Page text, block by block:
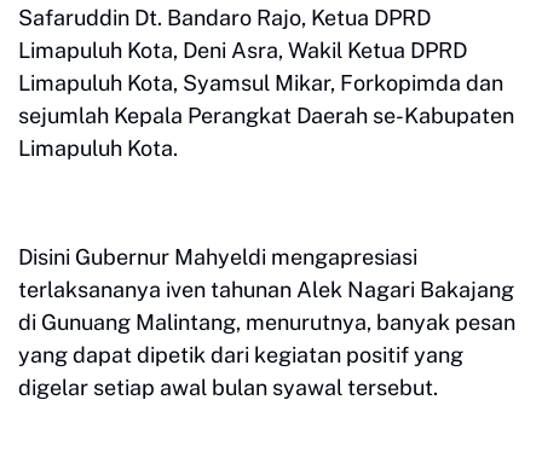
Safaruddin Dt. Bandaro Rajo, Ketua DPRD
Limapuluh Kota, Deni Asra, Wakil Ketua DPRD
Limapuluh Kota, Syamsul Mikar, Forkopimda dan
sejumlah Kepala Perangkat Daerah se-Kabupaten
Limapuluh Kota.
Disini Gubernur Mahyeldi mengapresiasi
terlaksananya iven tahunan Alek Nagari Bakajang
di Gunuang Malintang, menurutnya, banyak pesan
yang dapat dipetik dari kegiatan positif yang
digelar setiap awal bulan syawal tersebut.